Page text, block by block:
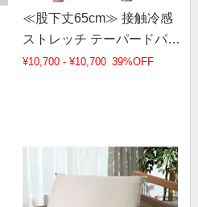
≪股下丈65cm≫ 接触冷感
ストレッチ テーパードパン
ツ
¥10,700 - ¥10,700 39%OFF